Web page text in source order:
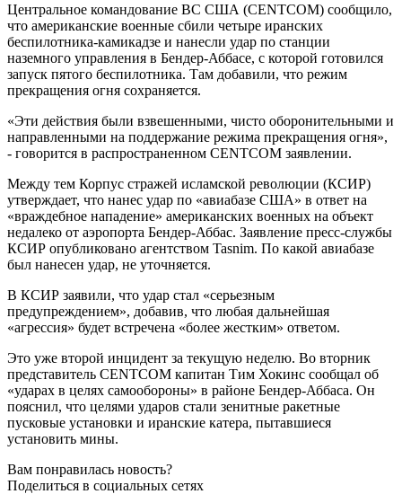
Центральное командование ВС США (CENTCOM) сообщило,
что американские военные сбили четыре иранских
беспилотника-камикадзе и нанесли удар по станции
наземного управления в Бендер-Аббасе, с которой готовился
запуск пятого беспилотника. Там добавили, что режим
прекращения огня сохраняется.
«Эти действия были взвешенными, чисто оборонительными и
направленными на поддержание режима прекращения огня»,
- говорится в распространенном CENTCOM заявлении.
Между тем Корпус стражей исламской революции (КСИР)
утверждает, что нанес удар по «авиабазе США» в ответ на
«враждебное нападение» американских военных на объект
недалеко от аэропорта Бендер-Аббас. Заявление пресс-службы
КСИР опубликовано агентством Tasnim. По какой авиабазе
был нанесен удар, не уточняется.
В КСИР заявили, что удар стал «серьезным
предупреждением», добавив, что любая дальнейшая
«агрессия» будет встречена «более жестким» ответом.
Это уже второй инцидент за текущую неделю. Во вторник
представитель CENTCOM капитан Тим Хокинс сообщал об
«ударах в целях самообороны» в районе Бендер-Аббаса. Он
пояснил, что целями ударов стали зенитные ракетные
пусковые установки и иранские катера, пытавшиеся
установить мины.
Вам понравилась новость?
Поделиться в социальных сетях